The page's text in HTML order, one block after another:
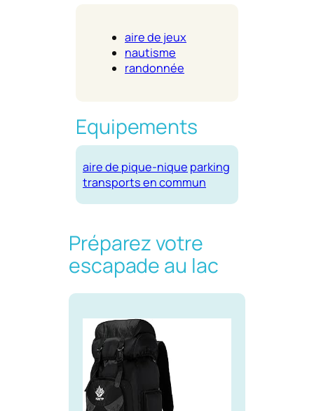
aire de jeux
nautisme
randonnée
Equipements
aire de pique-nique parking
transports en commun
Préparez votre
escapade au lac